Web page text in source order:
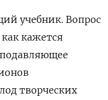
учебник. Вопрос
кажется
творческих